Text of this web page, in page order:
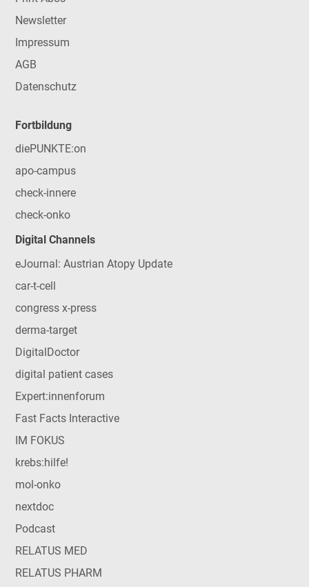
Newsletter
Impressum
AGB
Datenschutz
Fortbildung
diePUNKTE:on
apo-campus
check-innere
check-onko
Digital Channels
eJournal: Austrian Atopy Update
car-t-cell
congress x-press
derma-target
DigitalDoctor
digital patient cases
Expert:innenforum
Fast Facts Interactive
IM FOKUS
krebs:hilfe!
mol-onko
nextdoc
Podcast
RELATUS MED
RELATUS PHARM